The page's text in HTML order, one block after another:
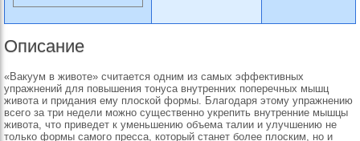
Описание
«Вакуум в животе» считается одним из самых эффективных
упражнений для повышения тонуса внутренних поперечных мышц
живота и придания ему плоской формы. Благодаря этому упражнению
всего за три недели можно существенно укрепить внутренние мышцы
живота, что приведет к уменьшению объема талии и улучшению не
только формы самого пресса, который станет более плоским, но и